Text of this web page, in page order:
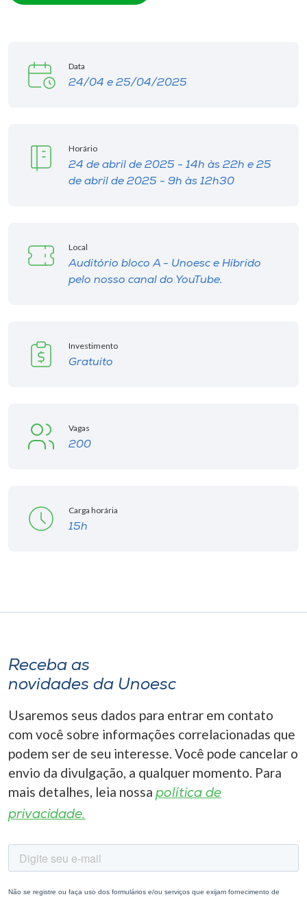
Data
24/04 e 25/04/2025
Horário
24 de abril de 2025 - 14h às 22h e 25
de abril de 2025 - 9h às 12h30
Local
Auditório bloco A - Unoesc e Híbrido
pelo nosso canal do YouTube.
Investimento
Gratuito
Vagas
200
Carga horária
15h
Receba as
novidades da Unoesc
Usaremos seus dados para entrar em contato
com você sobre informações correlacionadas que
podem ser de seu interesse. Você pode cancelar o
envio da divulgação, a qualquer momento. Para
mais detalhes, leia nossa política de
privacidade.